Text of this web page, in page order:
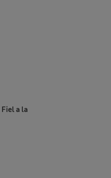
Fiel a la